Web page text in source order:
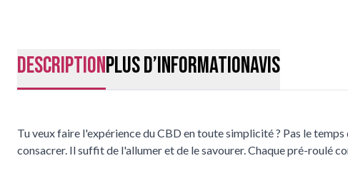
DescriptionPlus d’informationAvis
Tu veux faire l'expérience du CBD en toute simplicité ? Pas le
consacrer. Il suffit de l'allumer et de le savourer. Chaque pré-roulé